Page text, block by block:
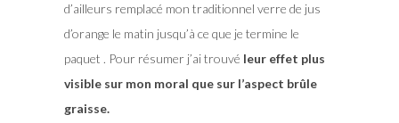
d’ailleurs remplacé mon traditionnel verre de jus
d’orange le matin jusqu’à ce que je termine le
paquet . Pour résumer j’ai trouvé leur effet plus
visible sur mon moral que sur l’aspect brûle
graisse.